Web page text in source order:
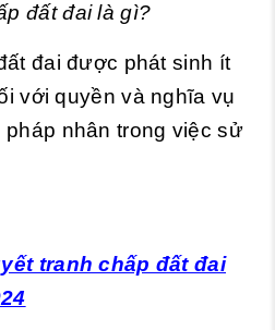
đất đai là gì?
đai được phát sinh ít
với quyền và nghĩa vụ
nhân trong việc sử
tranh chấp đất đai